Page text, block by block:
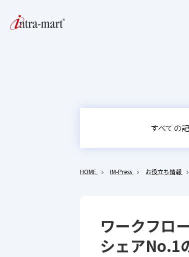
すべての
HOME IM-Press お役立ち情報
ワークフロ
シェアNo.1